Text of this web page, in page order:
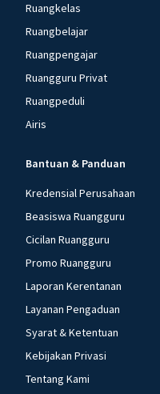
Ruangkelas
Ruangbelajar
Ruangpengajar
Ruangguru Privat
Ruangpeduli
Airis
Bantuan & Panduan
Kredensial Perusahaan
Beasiswa Ruangguru
Cicilan Ruangguru
Promo Ruangguru
Laporan Kerentanan
Layanan Pengaduan
Syarat & Ketentuan
Kebijakan Privasi
Tentang Kami